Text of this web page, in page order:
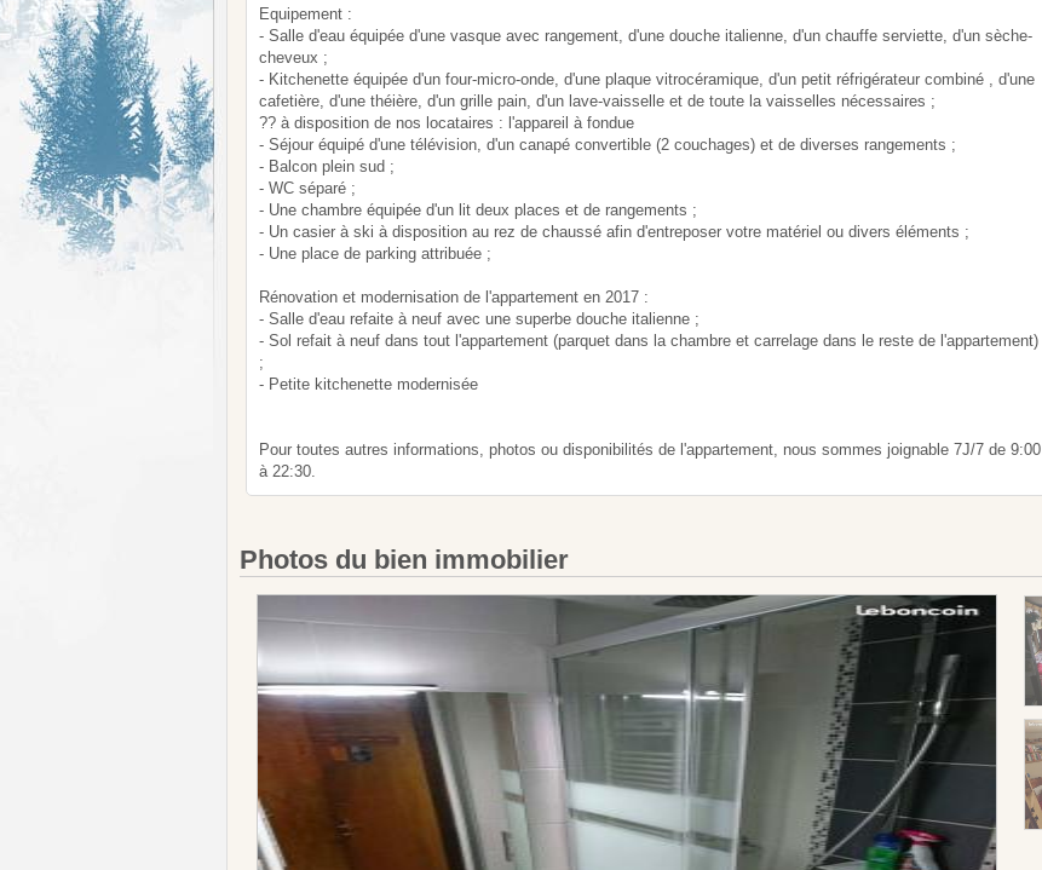
Equipement :
- Salle d'eau équipée d'une vasque avec rangement, d'une douche italienne, d'un chauffe serviette, d'un sèche-
cheveux ;
- Kitchenette équipée d'un four-micro-onde, d'une plaque vitrocéramique, d'un petit réfrigérateur combiné , d'une
cafetière, d'une théière, d'un grille pain, d'un lave-vaisselle et de toute la vaisselles nécessaires ;
?? à disposition de nos locataires : l'appareil à fondue
- Séjour équipé d'une télévision, d'un canapé convertible (2 couchages) et de diverses rangements ;
- Balcon plein sud ;
- WC séparé ;
- Une chambre équipée d'un lit deux places et de rangements ;
- Un casier à ski à disposition au rez de chaussé afin d'entreposer votre matériel ou divers éléments ;
- Une place de parking attribuée ;
Rénovation et modernisation de l'appartement en 2017 :
- Salle d'eau refaite à neuf avec une superbe douche italienne ;
- Sol refait à neuf dans tout l'appartement (parquet dans la chambre et carrelage dans le reste de l'appartement)
;
- Petite kitchenette modernisée
Pour toutes autres informations, photos ou disponibilités de l'appartement, nous sommes joignable 7J/7 de 9:00
à 22:30.
Photos du bien immobilier